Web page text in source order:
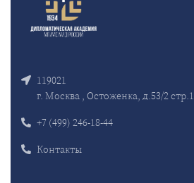
119021
г. Москва , Остоженка, д.53/2 стр.1
+7 (499) 246-18-44
Контакты